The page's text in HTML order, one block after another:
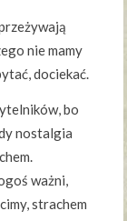
nie mamy
dociekać.
bo
nostalgia
ważni,
strachem